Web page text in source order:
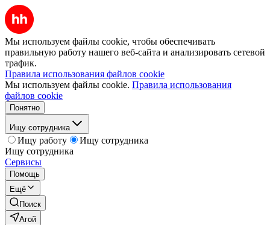
Мы используем файлы cookie, чтобы обеспечивать
правильную работу нашего веб-сайта и анализировать сетевой
трафик.
Правила использования файлов cookie
Мы используем файлы cookie. Правила использования
файлов cookie
Понятно
Ищу сотрудника
Ищу работу
Ищу сотрудника
Ищу сотрудника
Сервисы
Помощь
Ещё
Поиск
Агой